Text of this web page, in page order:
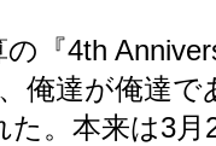
の『4th
俺達が俺達で
た。本来は3月